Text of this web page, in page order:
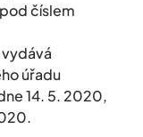
číslem
úřadu
14. 5. 2020,